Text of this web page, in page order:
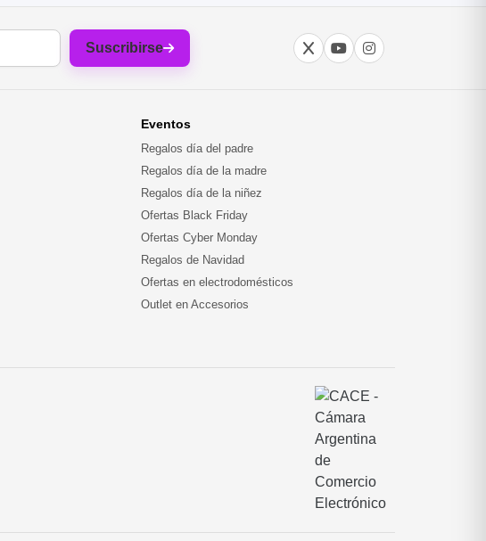
Suscribirse
Eventos
Regalos día del padre
Regalos día de la madre
Regalos día de la niñez
Ofertas Black Friday
Ofertas Cyber Monday
Regalos de Navidad
Ofertas en electrodomésticos
Outlet en Accesorios